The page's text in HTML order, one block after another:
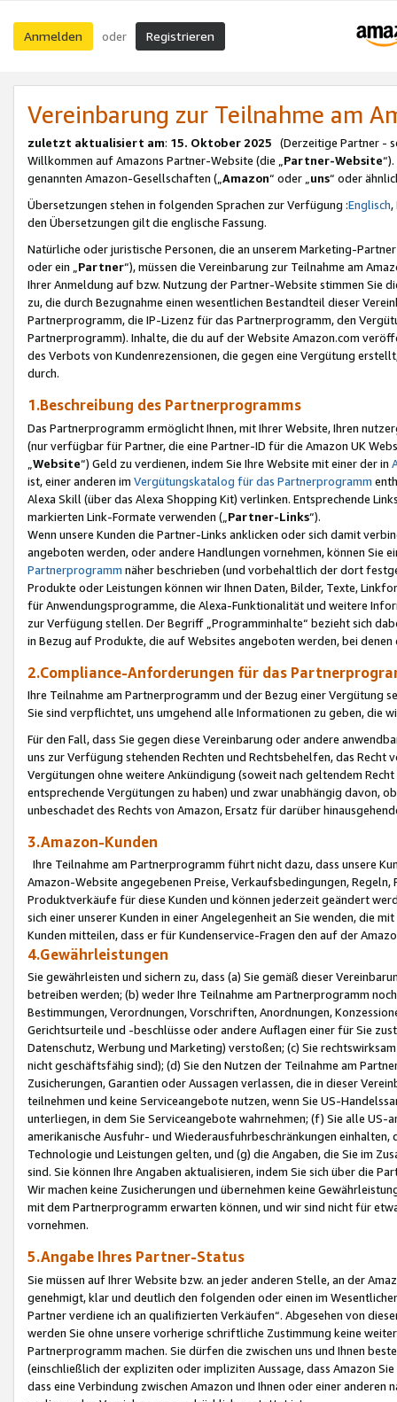
Anmelden oder Registrieren
Vereinbarung zur Teilnahme am
zuletzt aktualisiert am: 15. Oktober 2025 (Derzeitige Partner -
Willkommen auf Amazons Partner-Website (die „Partner-Website
genannten Amazon-Gesellschaften („Amazon“ oder „uns“ oder
Übersetzungen stehen in folgenden Sprachen zur Verfügung :Englisch,
den Übersetzungen gilt die englische Fassung.
Natürliche oder juristische Personen, die an unserem Marketing-
oder ein „Partner“), müssen die Vereinbarung zur Teilnahme am
Ihrer Anmeldung auf bzw. Nutzung der Partner-Website stimmen Sie
zu, die durch Bezugnahme einen wesentlichen Bestandteil dieser
Partnerprogramm, die IP-Lizenz für das Partnerprogramm, den
Partnerprogramm). Inhalte, die du auf der Website Amazon.com
des Verbots von Kundenrezensionen, die gegen eine Vergütung
durch.
1.Beschreibung des Partnerprogramms
Das Partnerprogramm ermöglicht Ihnen, mit Ihrer Website, Ihren
(nur verfügbar für Partner, die eine Partner-ID für die Amazon UK
Website“) Geld zu verdienen, indem Sie Ihre Website mit einer der in
ist, einer anderen im Vergütungskatalog für das Partnerprogramm
Alexa Skill (über das Alexa Shopping Kit) verlinken. Entsprechende
markierten Link-Formate verwenden („ Partner-Links“).
Wenn unsere Kunden die Partner-Links anklicken oder sich damit
angeboten werden, oder andere Handlungen vornehmen, können Sie
Partnerprogramm näher beschrieben (und vorbehaltlich der dort
Produkte oder Leistungen können wir Ihnen Daten, Bilder, Texte,
für Anwendungsprogramme, die Alexa-Funktionalität und weitere
zur Verfügung stellen. Der Begriff „Programminhalte“ bezieht sich
in Bezug auf Produkte, die auf Websites angeboten werden, bei
2.Compliance-Anforderungen für das
Ihre Teilnahme am Partnerprogramm und der Bezug einer Vergütung
Sie sind verpflichtet, uns umgehend alle Informationen zu geben, die
Für den Fall, dass Sie gegen diese Vereinbarung oder andere
uns zur Verfügung stehenden Rechten und Rechtsbehelfen, das
Vergütungen ohne weitere Ankündigung (soweit nach geltendem
entsprechende Vergütungen zu haben) und zwar unabhängig davon,
unbeschadet des Rechts von Amazon, Ersatz für darüber
3.Amazon-Kunden
Ihre Teilnahme am Partnerprogramm führt nicht dazu, dass unsere
Amazon-Website angegebenen Preise, Verkaufsbedingungen,
Produktverkäufe für diese Kunden und können jederzeit geändert
sich einer unserer Kunden in einer Angelegenheit an Sie wenden, die
Kunden mitteilen, dass er für Kundenservice-Fragen den auf der
4.Gewährleistungen
Sie gewährleisten und sichern zu, dass (a) Sie gemäß dieser
betreiben werden; (b) weder Ihre Teilnahme am Partnerprogramm
Bestimmungen, Verordnungen, Vorschriften, Anordnungen,
Gerichtsurteile und -beschlüsse oder andere Auflagen einer für Sie
Datenschutz, Werbung und Marketing) verstoßen; (c) Sie
nicht geschäftsfähig sind); (d) Sie den Nutzen der Teilnahme am
Zusicherungen, Garantien oder Aussagen verlassen, die in dieser
teilnehmen und keine Serviceangebote nutzen, wenn Sie US-
unterliegen, in dem Sie Serviceangebote wahrnehmen; (f) Sie alle
amerikanische Ausfuhr- und Wiederausfuhrbeschränkungen
Technologie und Leistungen gelten, und (g) die Angaben, die Sie im
sind. Sie können Ihre Angaben aktualisieren, indem Sie sich über die
Wir machen keine Zusicherungen und übernehmen keine
mit dem Partnerprogramm erwarten können, und wir sind nicht für
vornehmen.
5.Angabe Ihres Partner-Status
Sie müssen auf Ihrer Website bzw. an jeder anderen Stelle, an der
genehmigt, klar und deutlich den folgenden oder einen im
Partner verdiene ich an qualifizierten Verkäufen“. Abgesehen von
werden Sie ohne unsere vorherige schriftliche Zustimmung keine
Partnerprogramm machen. Sie dürfen die zwischen uns und Ihnen
(einschließlich der expliziten oder impliziten Aussage, dass Amazon
dass eine Verbindung zwischen Amazon und Ihnen oder einer